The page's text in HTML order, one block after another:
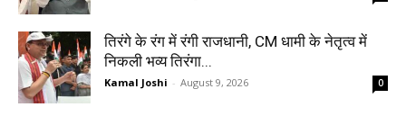
तिरंगे के रंग में रंगी राजधानी, CM धामी के नेतृत्व में
निकली भव्य तिरंगा...
Kamal Joshi - August 9, 2026 0